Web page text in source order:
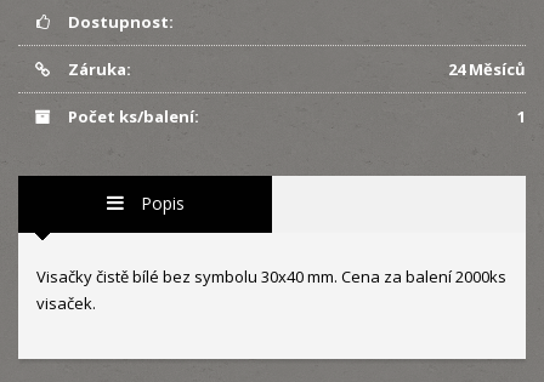
Dostupnost:
Záruka: 24 Měsíců
Počet ks/balení: 1
Popis
Visačky čistě bílé bez symbolu 30x40 mm. Cena za balení 2000ks
visaček.